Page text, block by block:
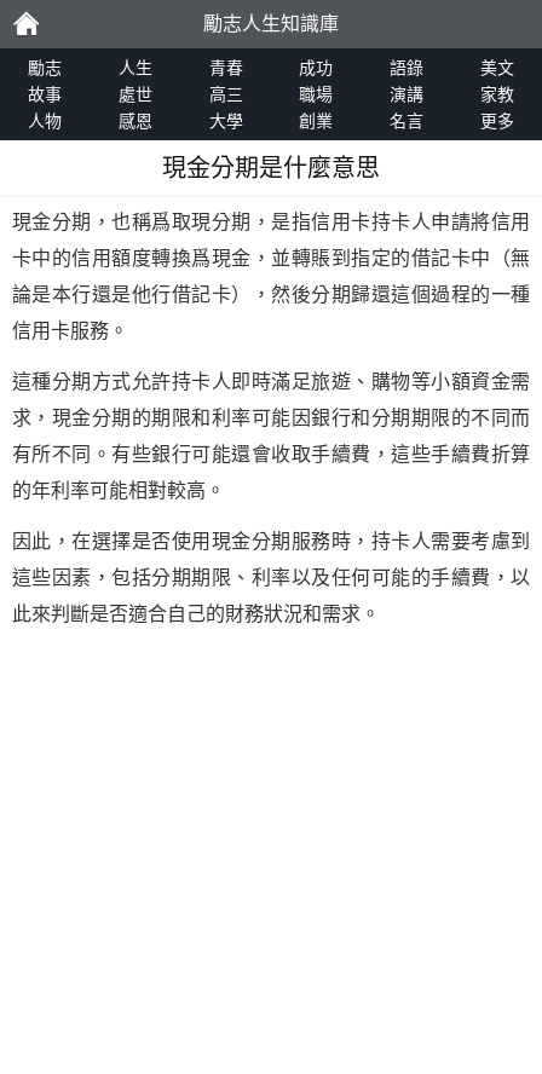
勵
志
勵志人生知識庫
勵志 人生 青春 成功 語錄
美文
故事
處世 高三 職場 演講
家教
人物
感恩 大學 創業 名言 更多
現金分期是什麼意思
現金分期，也稱爲取現分期，是指信用卡持卡人申請將信用
卡中的信用額度轉換爲現金，並轉賬到指定的借記卡中（無
論是本行還是他行借記卡），然後分期歸還這個過程的一種
信用卡服務。
這種分期方式允許持卡人即時滿足旅遊、購物等小額資金需
求，現金分期的期限和利率可能因銀行和分期期限的不同而
有所不同。有些銀行可能還會收取手續費，這些手續費折算
的年利率可能相對較高。
因此，在選擇是否使用現金分期服務時，持卡人需要考慮到
這些因素，包括分期期限、利率以及任何可能的手續費，以
此來判斷是否適合自己的財務狀況和需求。